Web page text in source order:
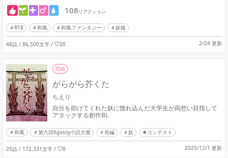
108 リアクション
R18 和風 和風ファンタジー 妖狐
48話 / 86,500文字 / 20 2/24 更新
完結
がらがら芥くた
ちえり
自分を助けてくれた妖に惚れ込んだ大学生が両想い目指して
アタックする創作BL
和風 第六回fujossy小説大賞 長編 妖 ★コンテスト
25話 / 172,331文字 / 0 2025/12/1 更新